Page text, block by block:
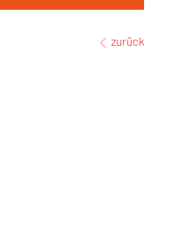
zurück